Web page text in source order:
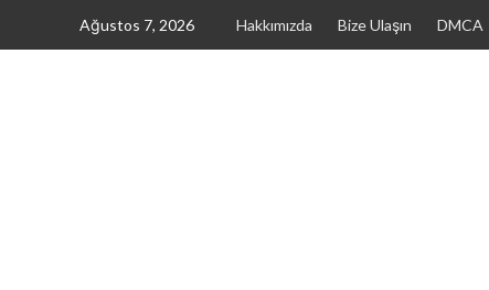
Ağustos 7, 2026 Hakkımızda Bize Ulaşın DMCA